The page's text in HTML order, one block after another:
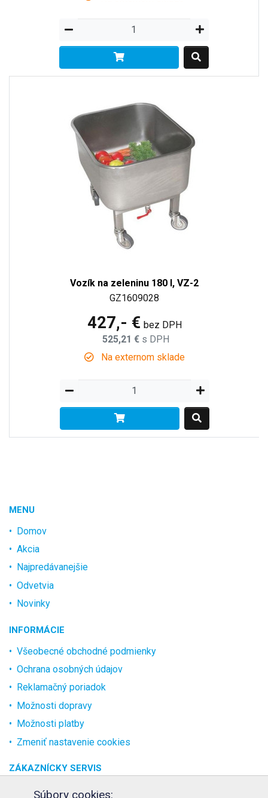
Vozík na zeleninu 180 l, VZ-2
GZ1609028
427,- € bez DPH
525,21 € s DPH
Na externom sklade
MENU
Domov
Akcia
Najpredávanejšie
Odvetvia
Novinky
INFORMÁCIE
Všeobecné obchodné podmienky
Ochrana osobných údajov
Reklamačný poriadok
Možnosti dopravy
Možnosti platby
Zmeniť nastavenie cookies
ZÁKAZNÍCKY SERVIS
O spoločnosti
Súbory cookies: